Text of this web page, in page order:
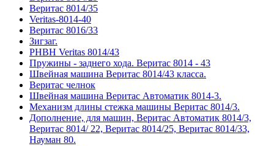
Веритас 8014/35
Veritas-8014-40
Веритас 8016/33
Зигзаг.
РНВН Veritas 8014/43
Пружины - заднего хода. Веритас 8014 - 43
Швейная машина Веритас 8014/43 класса.
Веритас челнок
Швейная машина Веритас Автоматик 8014-3.
Механизм длины стежка машины Веритас 8014/3.
Дополнение, для машин, Веритас Автоматик 8014/3,
Веритас 8014/ 22, Веритас 8014/25, Веритас 8014/33,
Науман 80.